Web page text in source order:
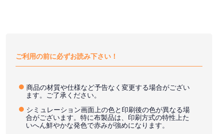
ご利用の前に必ずお読み下さい！
商品の材質や仕様など予告なく変更する場合がござい
ます。ご了承ください。
シミュレーション画面上の色と印刷後の色が異なる場
合がございます。特に布製品は、印刷方式の特性上た
いへん鮮やかな発色で赤みが強めになります。